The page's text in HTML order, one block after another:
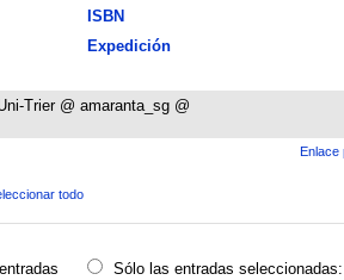
ISBN
Expedición
Trier @ amaranta_sg @
Enlace
todo
Sólo las entradas seleccionadas: